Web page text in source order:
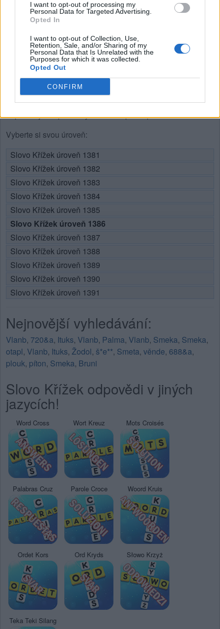
I want to opt-out of processing my
Personal Data for Targeted Advertising.
Opted In
I want to opt-out of Collection, Use,
Retention, Sale, and/or Sharing of my
Personal Data that Is Unrelated with the
Purposes for which it was collected.
Opted Out
CONFIRM
Stažení Slovo Křížek
Zde můžete vyhledat odpověď podle čísla úrovně, ale
doporučujeme použít vyhledávání podle písmen.
Vyberte si svou úroveň:
Slovo Křížek úroveň 1381
Slovo Křížek úroveň 1382
Slovo Křížek úroveň 1383
Slovo Křížek úroveň 1384
Slovo Křížek úroveň 1385
Slovo Křížek úroveň 1386
Slovo Křížek úroveň 1387
Slovo Křížek úroveň 1388
Slovo Křížek úroveň 1389
Slovo Křížek úroveň 1390
Slovo Křížek úroveň 1391
Nejnovější vyhledávání:
Vlanb, 720&a, Ituks, Vlanb, Palma, Vlanb, Smeka, Smeka,
otapl, Vlanb, Ituks, Žodol, š*e**, Smeta, věnde, 688&a,
plouk, píton, Smeka, Bruni
Slovo Křížek odpovědi v jiných
jazycích!
Word Cross Wort Kreuz Mots Croisés
Palabras Cruz Parole Croce Woord Kruis
Ordet Kors Ord Kryds Słowo Krzyż
Teka Teki Silang